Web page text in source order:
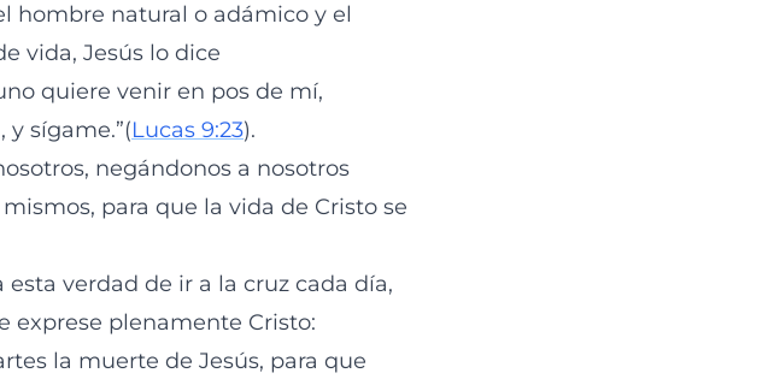
hombre natural o adámico y el
vida, Jesús lo dice
quiere venir en pos de mí,
sígame.”(Lucas 9:23).
negándonos a nosotros
para que la vida de Cristo se
verdad de ir a la cruz cada día,
exprese plenamente Cristo:
la muerte de Jesús, para que